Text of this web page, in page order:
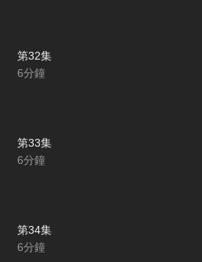
第32集
6分鐘
第33集
6分鐘
第34集
6分鐘